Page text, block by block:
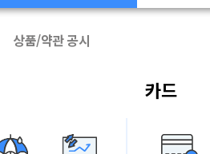
상품/약관 공시
카드